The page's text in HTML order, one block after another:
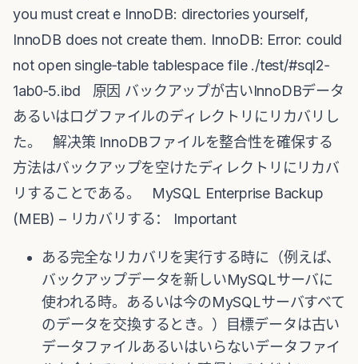
you must creat e InnoDB: directories yourself,
InnoDB does not create them. InnoDB: Error: could
not open single‐table tablespace file ./test/#sql2‐
1ab0‐5.ibd 原因 バックアップが古いInnoDBデータ
あるいはログファイルのディレクトリにリカバリし
た。 解决策 InnoDBファイルを整合性を確保する
方法はバックアップを空けたディレクトリにリカバ
リすることである。 MySQL Enterprise Backup
(MEB) – リカバリする： Important
ある完全なリカバリを実行する時に（例えば、
バックアップデータを新しいMySQLサーバに
使われる時。あるいは今のMySQLサーバすべて
のデータを交換するとき。）目標データは古い
データファイルあるいはいらないデータファイ